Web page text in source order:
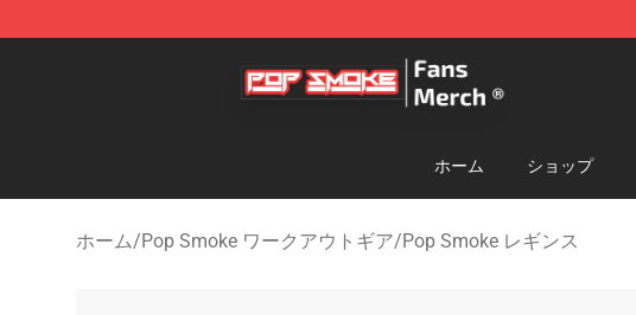
Pop Smoke Store - Official Pop Smoke Merchandise Shop
ホーム ショップ
ホーム/Pop Smoke ワークアウトギア/Pop Smoke レギンス